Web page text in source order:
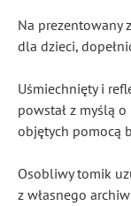
Na prezentowany
dla dzieci,
Uśmiechnięty i
powstał z myślą
objętych pomocą
Osobliwy tomik
z własnego